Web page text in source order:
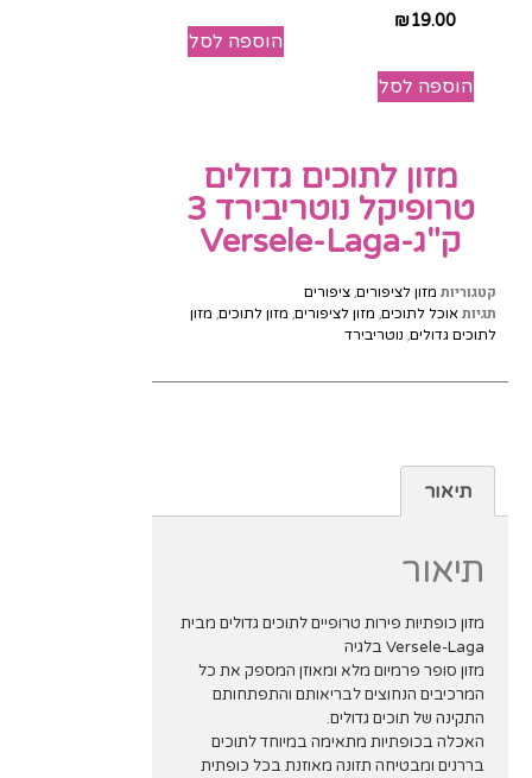
מזון לתוכים גדולים
טרופיקל נוטריבירד 3
ק"ג-Versele-Laga
קטגוריות מזון לציפורים, ציפורים
תגיות אוכל לתוכים, מזון לציפורים, מזון לתוכים, מזון
לתוכים גדולים, נוטריבירד
תיאור
תיאור
מזון כופתיות פירות טרופיים לתוכים גדולים מבית
Versele-Laga בלגיה
מזון סופר פרמיום מלא ומאוזן המספק את כל
המרכיבים הנחוצים לבריאותם והתפתחותם
התקינה של תוכים גדולים.
האכלה בכופתיות מתאימה במיוחד לתוכים
בררנים ומבטיחה תזונה מאוזנת בכל כופתית
₪19.00
הוספה לסל
הוספה לסל